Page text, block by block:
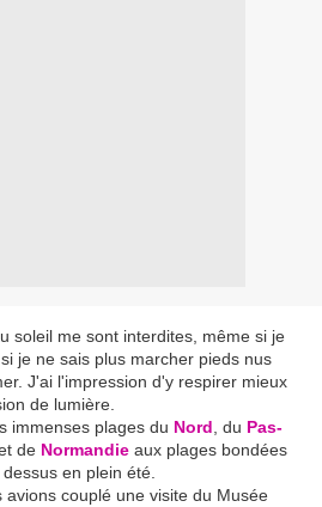
soleil me sont interdites, même si je
je ne sais plus marcher pieds nus
J'ai l'impression d'y respirer mieux
de lumière.
immenses plages du Nord , du Pas-
de Normandie aux plages bondées
en plein été.
couplé une visite du Musée